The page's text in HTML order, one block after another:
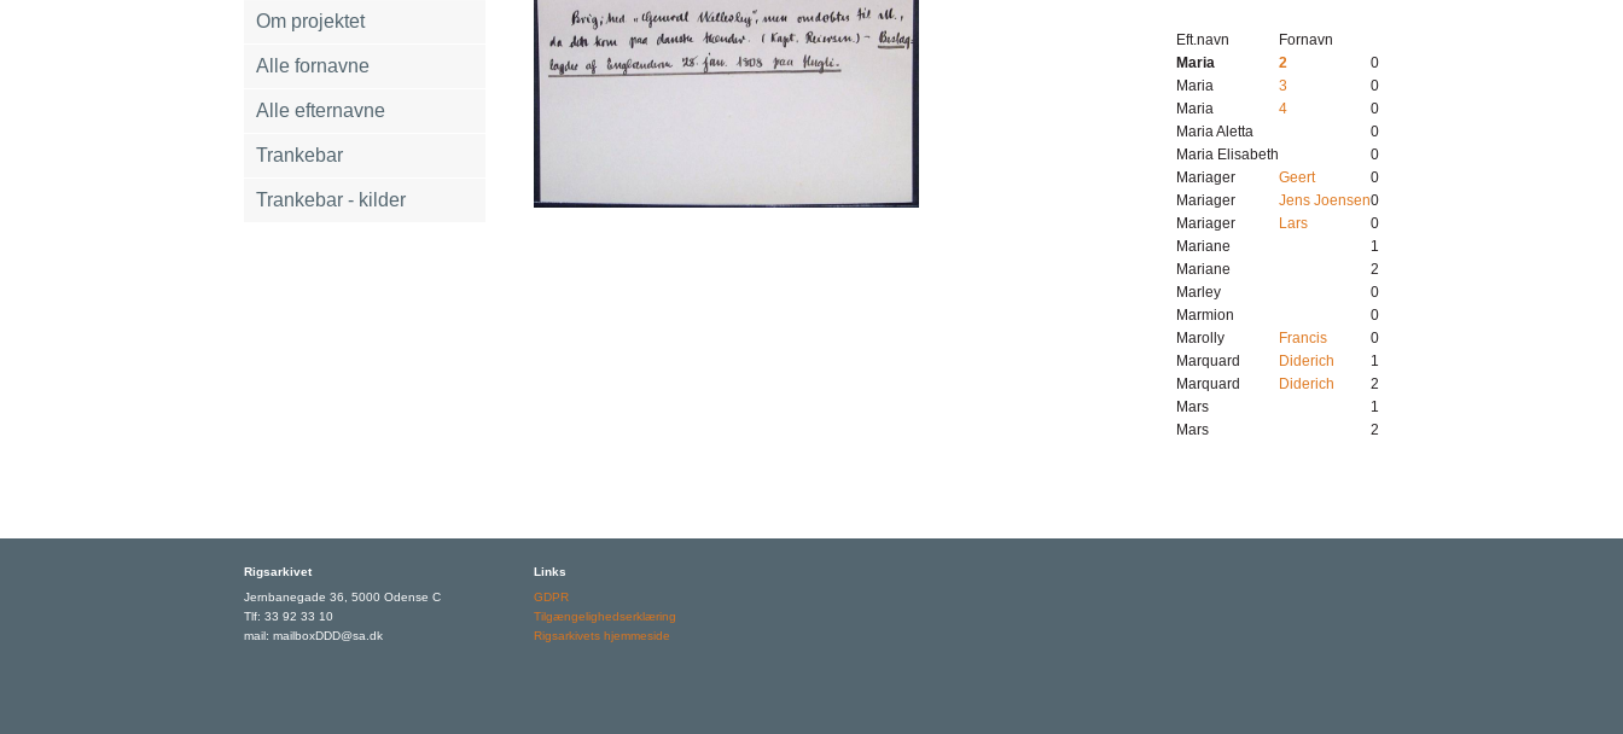
Om projektet
Alle fornavne
Alle efternavne
Trankebar
Trankebar - kilder
Eft.navn
Fornavn
Maria
2
0
Maria
3
0
Maria
4
0
Maria Aletta
0
Maria Elisabeth
0
Mariager
Geert
0
Mariager
Jens Joensen0
Mariager
Lars
0
Mariane
1
Mariane
2
Marley
0
Marmion
0
Marolly
Francis
0
Marquard
Diderich
1
Marquard
Diderich
2
Mars
1
Mars
2
Rigsarkivet
Jernbanegade 36, 5000 Odense C
Tlf: 33 92 33 10
mail: mailboxDDD@sa.dk
Links
GDPR
Tilgængelighedserklæring
Rigsarkivets hjemmeside